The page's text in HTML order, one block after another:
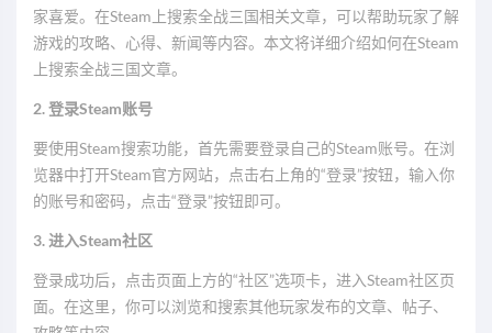
家喜爱。在Steam上搜索全战三国相关文章，可以帮助玩家了解
游戏的攻略、心得、新闻等内容。本文将详细介绍如何在Steam
上搜索全战三国文章。
2. 登录Steam账号
要使用Steam搜索功能，首先需要登录自己的Steam账号。在浏
览器中打开Steam官方网站，点击右上角的“登录”按钮，输入你
的账号和密码，点击“登录”按钮即可。
3. 进入Steam社区
登录成功后，点击页面上方的“社区”选项卡，进入Steam社区页
面。在这里，你可以浏览和搜索其他玩家发布的文章、帖子、